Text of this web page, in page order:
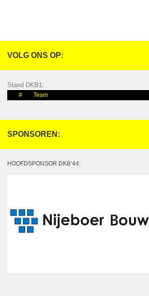
VOLG ONS OP:
Stand DKB1:
# Team
SPONSOREN:
HOOFDSPONSOR DKB’44: